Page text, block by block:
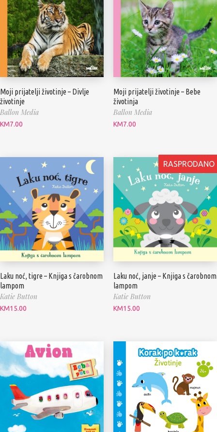
Moji prijatelji životinje – Divlje
životinje
Ballon Media
KM7.00
Moji prijatelji životinje – Bebe
životinja
Ballon Media
KM7.00
Laku noć, tigre – Knjiga s čarobnom
lampom
Katie Button
KM15.00
RASPRODANO
Laku noć, janje – Knjiga s čarobnom
lampom
Katie Button
KM15.00